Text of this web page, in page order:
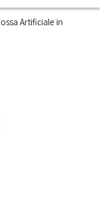
Artificiale in